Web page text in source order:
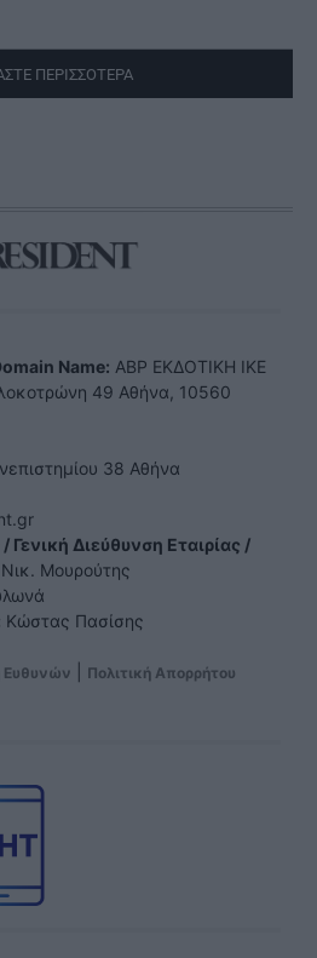
ΠΕΡΙΣΣΟΤΕΡΑ
Name: ΑBP ΕΚΔΟΤΙΚΗ ΙΚΕ
49 Αθήνα, 10560
38 Αθήνα
Διεύθυνση Εταιρίας /
Νικ. Μουρούτης
Κώστας Πασίσης
Ευθυνών Πολιτική Απορρήτου